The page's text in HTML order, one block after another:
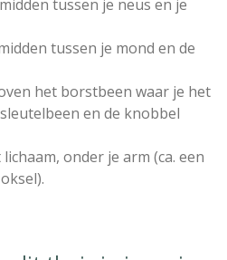
tussen je neus en je
tussen je mond en de
het borstbeen waar je het
en de knobbel
onder je arm (ca. een